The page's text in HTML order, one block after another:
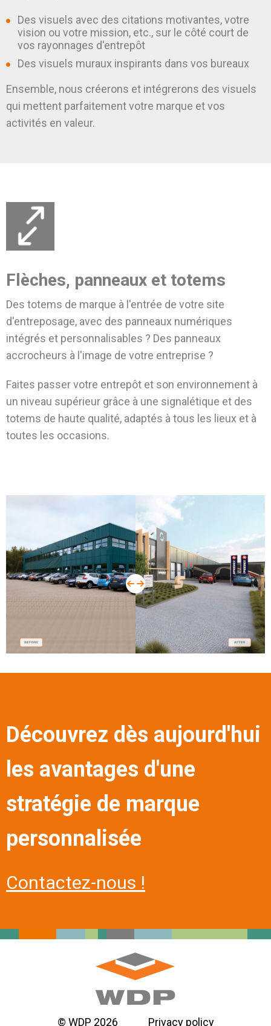
Des visuels avec des citations motivantes, votre
vision ou votre mission, etc., sur le côté court de
vos rayonnages d'entrepôt
Des visuels muraux inspirants dans vos bureaux
Ensemble, nous créerons et intégrerons des visuels
qui mettent parfaitement votre marque et vos
activités en valeur.
Flèches, panneaux et totems
Des totems de marque à l'entrée de votre site
d'entreposage, avec des panneaux numériques
intégrés et personnalisables ? Des panneaux
accrocheurs à l'image de votre entreprise ?
Faites passer votre entrepôt et son environnement à
un niveau supérieur grâce à une signalétique et des
totems de haute qualité, adaptés à tous les lieux et à
toutes les occasions.
Découvrez dès aujourd'hui
les avantages d'une
stratégie de marque
personnalisée
Contactez-nous !
© WDP 2026 Privacy policy